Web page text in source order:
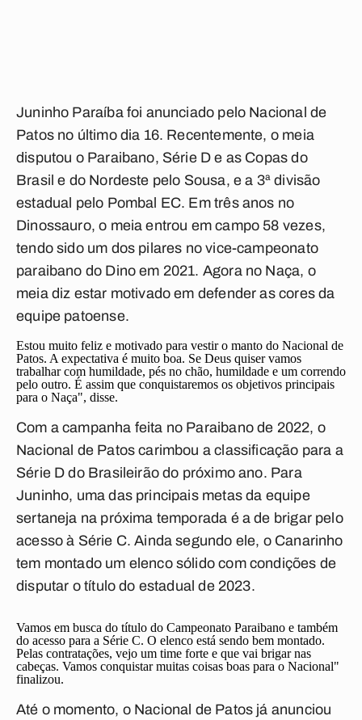
Juninho Paraíba foi anunciado pelo Nacional de
Patos no último dia 16. Recentemente, o meia
disputou o Paraibano, Série D e as Copas do
Brasil e do Nordeste pelo Sousa, e a 3ª divisão
estadual pelo Pombal EC. Em três anos no
Dinossauro, o meia entrou em campo 58 vezes,
tendo sido um dos pilares no vice-campeonato
paraibano do Dino em 2021. Agora no Naça, o
meia diz estar motivado em defender as cores da
equipe patoense.
Estou muito feliz e motivado para vestir o manto do Nacional de
Patos. A expectativa é muito boa. Se Deus quiser vamos
trabalhar com humildade, pés no chão, humildade e um correndo
pelo outro. É assim que conquistaremos os objetivos principais
para o Naça", disse.
Com a campanha feita no Paraibano de 2022, o
Nacional de Patos carimbou a classificação para a
Série D do Brasileirão do próximo ano. Para
Juninho, uma das principais metas da equipe
sertaneja na próxima temporada é a de brigar pelo
acesso à Série C. Ainda segundo ele, o Canarinho
tem montado um elenco sólido com condições de
disputar o título do estadual de 2023.
Vamos em busca do título do Campeonato Paraibano e também
do acesso para a Série C. O elenco está sendo bem montado.
Pelas contratações, vejo um time forte e que vai brigar nas
cabeças. Vamos conquistar muitas coisas boas para o Nacional"
finalizou.
Até o momento, o Nacional de Patos já anunciou